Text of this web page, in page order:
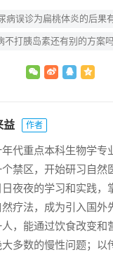
病误诊为扁桃体炎的后果
不打胰岛素还有别的方案
益 作者
年代重点本科生物学专
个禁区，开始研习自然
日夜夜的学习和实践，
然疗法，成为引入国外
人，能通过饮食改变和
大多数的慢性问题；以